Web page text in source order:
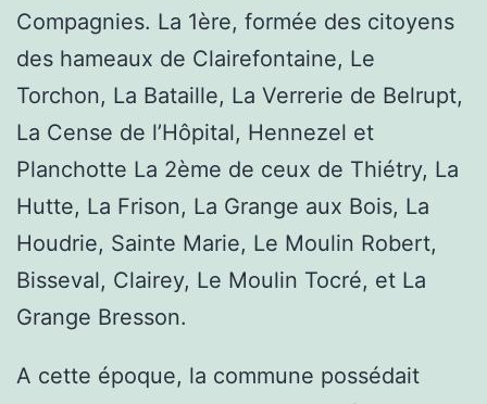
Compagnies. La 1ère, formée des citoyens
des hameaux de Clairefontaine, Le
Torchon, La Bataille, La Verrerie de Belrupt,
La Cense de l’Hôpital, Hennezel et
Planchotte La 2ème de ceux de Thiétry, La
Hutte, La Frison, La Grange aux Bois, La
Houdrie, Sainte Marie, Le Moulin Robert,
Bisseval, Clairey, Le Moulin Tocré, et La
Grange Bresson.
A cette époque, la commune possédait